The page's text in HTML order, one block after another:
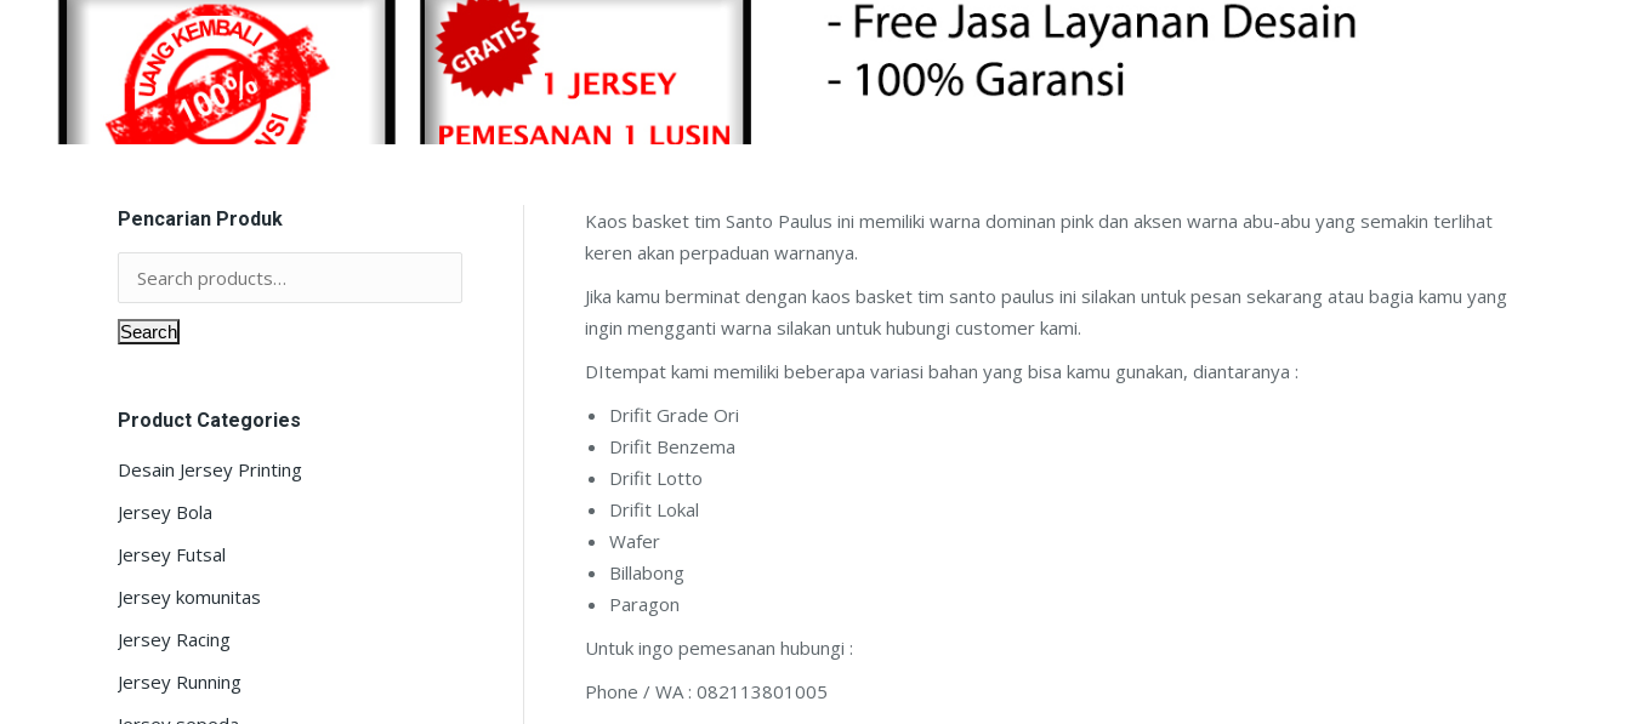
Kaos basket tim Santo Paulus ini memiliki warna dominan pink dan aksen warna abu-abu yang semakin terlihat
keren akan perpaduan warnanya.
Jika kamu berminat dengan kaos basket tim santo paulus ini silakan untuk pesan sekarang atau bagia kamu yang
ingin mengganti warna silakan untuk hubungi customer kami.
DItempat kami memiliki beberapa variasi bahan yang bisa kamu gunakan, diantaranya :
Drifit Grade Ori
Drifit Benzema
Drifit Lotto
Drifit Lokal
Wafer
Billabong
Paragon
Untuk ingo pemesanan hubungi :
Phone / WA : 082113801005
Pencarian Produk
Search
Product Categories
Desain Jersey Printing
Jersey Bola
Jersey Futsal
Jersey komunitas
Jersey Racing
Jersey Running
Menu
Gallery
Cara Pesan
Bahan dan Ukuran
Kontak
Jl. Kusuma Selatan Bl. D 16 No. 10
Wismajaya – Bekasi
0821-1380-1005
BBM : D785FBF2
YM id : noviamofied
FB : kostumboladotcom
cskostum@gmail.com
Komplek Aria Graha – Soekarno Hatta
Artikel Seputar Jersey
Jersey Event Printing Jakarta
Pesan Jersey
Seragam bola